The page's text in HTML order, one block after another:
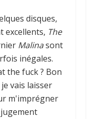
disques,
excellents, The
Malinasont
inégales.
the fuck ? Bon
vais laisser
m'imprégner